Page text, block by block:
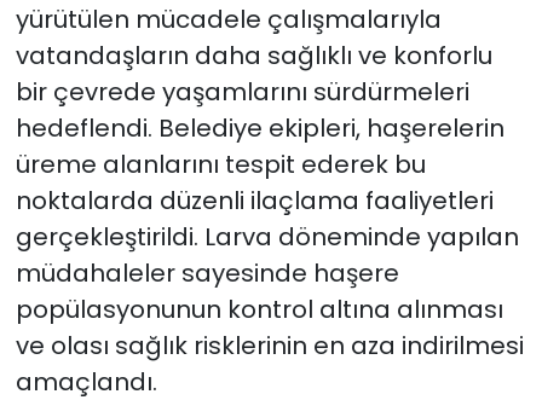
yürütülen mücadele çalışmalarıyla
vatandaşların daha sağlıklı ve konforlu
bir çevrede yaşamlarını sürdürmeleri
hedeflendi. Belediye ekipleri, haşerelerin
üreme alanlarını tespit ederek bu
noktalarda düzenli ilaçlama faaliyetleri
gerçekleştirildi. Larva döneminde yapılan
müdahaleler sayesinde haşere
popülasyonunun kontrol altına alınması
ve olası sağlık risklerinin en aza indirilmesi
amaçlandı.